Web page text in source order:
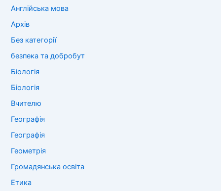
Англійська мова
Архів
Без категорії
безпека та добробут
Біологія
Біологія
Вчителю
Географія
Географія
Геометрія
Громадянська освіта
Етика